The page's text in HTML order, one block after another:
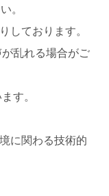
。
しております。
乱れる場合がご
す。
に関わる技術的